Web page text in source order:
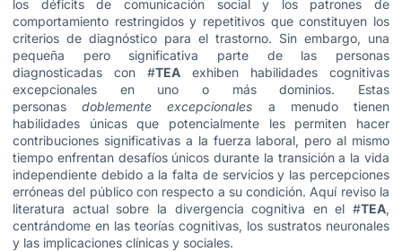
los déficits de comunicación social y los patrones de
comportamiento restringidos y repetitivos que constituyen los
criterios de diagnóstico para el trastorno. Sin embargo, una
pequeña pero significativa parte de las personas
diagnosticadas con #TEA exhiben habilidades cognitivas
excepcionales en uno o más dominios. Estas
personasdoblemente excepcionales a menudo tienen
habilidades únicas que potencialmente les permiten hacer
contribuciones significativas a la fuerza laboral, pero al mismo
tiempo enfrentan desafíos únicos durante la transición a la vida
independiente debido a la falta de servicios y las percepciones
erróneas del público con respecto a su condición. Aquí reviso la
literatura actual sobre la divergencia cognitiva en el #TEA,
centrándome en las teorías cognitivas, los sustratos neuronales
y las implicaciones clínicas y sociales.